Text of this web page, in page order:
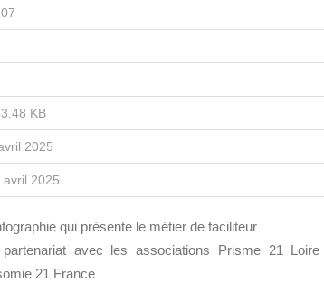
KB
2025
avril 2025
qui présente le métier de faciliteur
avec les associations Prisme 21
21 France